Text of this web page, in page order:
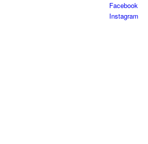
Facebook
Instagram